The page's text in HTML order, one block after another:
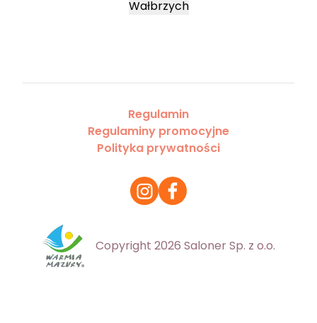
Wałbrzych
Regulamin
Regulaminy promocyjne
Polityka prywatności
Copyright 2026 Saloner Sp. z o.o.